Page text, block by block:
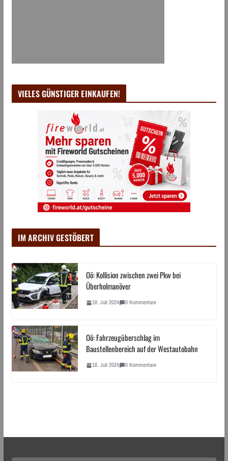
VIELES GÜNSTIGER EINKAUFEN!
IM ARCHIV GESTÖBERT
Oö: Kollision zwischen zwei Pkw bei
Überholmanöver
18. Juli 2024 0 Kommentare
Oö: Fahrzeugüberschlag im
Baustellenbereich auf der Westautobahn
18. Juli 2024 0 Kommentare